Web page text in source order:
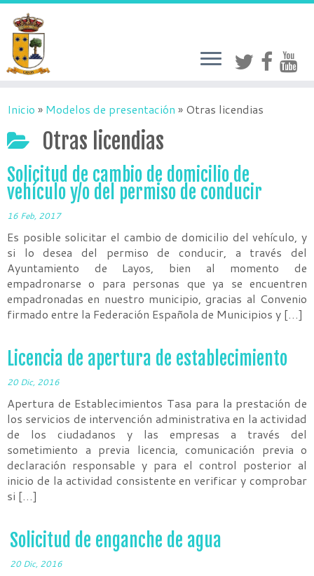
Inicio » Modelos de presentación » Otras licendias
Otras licendias
Solicitud de cambio de domicilio de
vehículo y/o del permiso de conducir
16 Feb, 2017
Es posible solicitar el cambio de domicilio del vehículo, y
si lo desea del permiso de conducir, a través del
Ayuntamiento de Layos, bien al momento de
empadronarse o para personas que ya se encuentren
empadronadas en nuestro municipio, gracias al Convenio
firmado entre la Federación Española de Municipios y […]
Licencia de apertura de establecimiento
20 Dic, 2016
Apertura de Establecimientos Tasa para la prestación de
los servicios de intervención administrativa en la actividad
de los ciudadanos y las empresas a través del
sometimiento a previa licencia, comunicación previa o
declaración responsable y para el control posterior al
inicio de la actividad consistente en verificar y comprobar
si […]
Solicitud de enganche de agua
20 Dic, 2016